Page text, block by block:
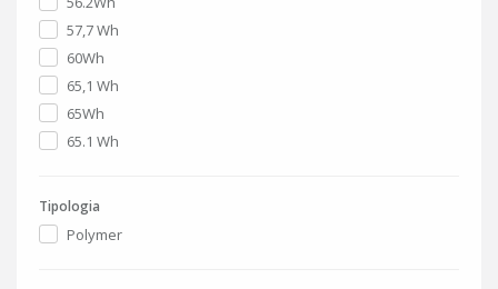
57,7 Wh
60Wh
65,1 Wh
65Wh
65.1 Wh
Tipologia
Polymer